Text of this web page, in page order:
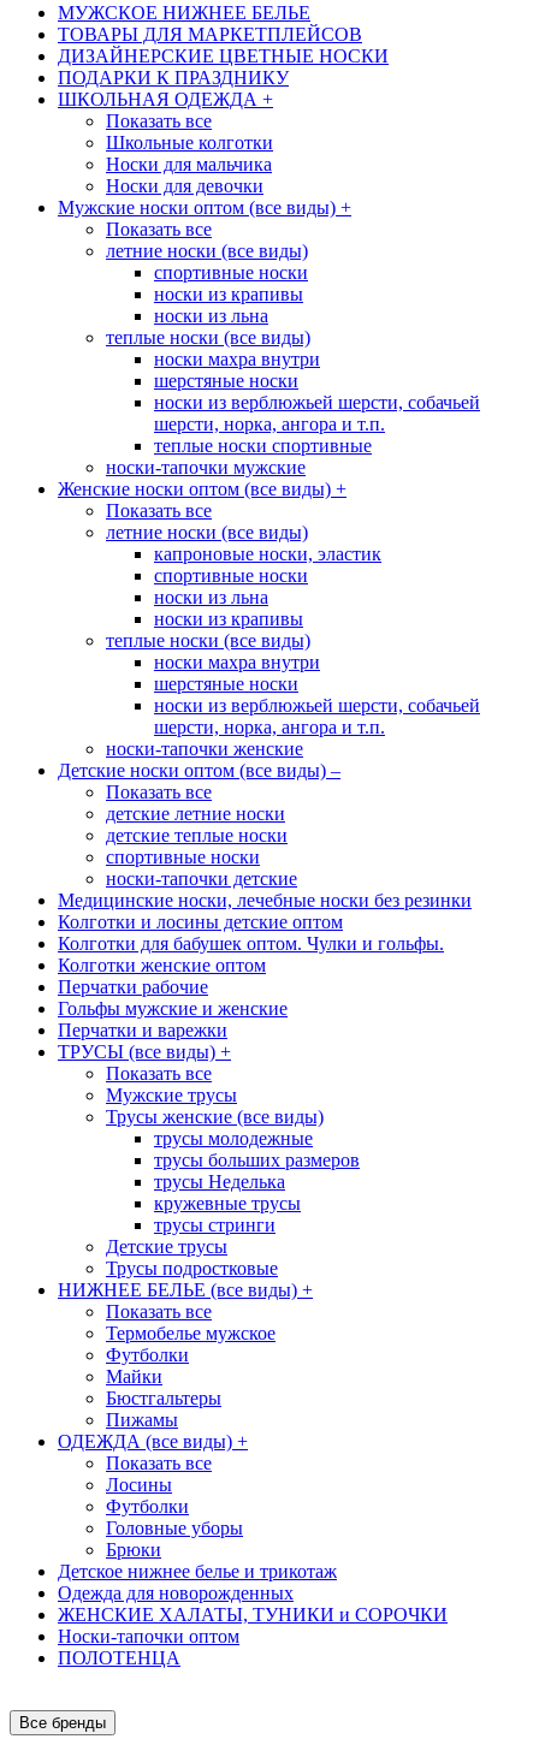
МУЖСКОЕ НИЖНЕЕ БЕЛЬЕ
ТОВАРЫ ДЛЯ МАРКЕТПЛЕЙСОВ
ДИЗАЙНЕРСКИЕ ЦВЕТНЫЕ НОСКИ
ПОДАРКИ К ПРАЗДНИКУ
ШКОЛЬНАЯ ОДЕЖДА +
Показать все
Школьные колготки
Носки для мальчика
Носки для девочки
Мужские носки оптом (все виды) +
Показать все
летние носки (все виды)
спортивные носки
носки из крапивы
носки из льна
теплые носки (все виды)
носки махра внутри
шерстяные носки
носки из верблюжьей шерсти, собачьей
шерсти, норка, ангора и т.п.
теплые носки спортивные
носки-тапочки мужские
Женские носки оптом (все виды) +
Показать все
летние носки (все виды)
капроновые носки, эластик
спортивные носки
носки из льна
носки из крапивы
теплые носки (все виды)
носки махра внутри
шерстяные носки
носки из верблюжьей шерсти, собачьей
шерсти, норка, ангора и т.п.
носки-тапочки женские
Детские носки оптом (все виды) –
Показать все
детские летние носки
детские теплые носки
спортивные носки
носки-тапочки детские
Медицинские носки, лечебные носки без резинки
Колготки и лосины детские оптом
Колготки для бабушек оптом. Чулки и гольфы.
Колготки женские оптом
Перчатки рабочие
Гольфы мужские и женские
Перчатки и варежки
ТРУСЫ (все виды) +
Показать все
Мужские трусы
Трусы женские (все виды)
трусы молодежные
трусы больших размеров
трусы Неделька
кружевные трусы
трусы стринги
Детские трусы
Трусы подростковые
НИЖНЕЕ БЕЛЬЕ (все виды) +
Показать все
Термобелье мужское
Футболки
Майки
Бюстгальтеры
Пижамы
ОДЕЖДА (все виды) +
Показать все
Лосины
Футболки
Головные уборы
Брюки
Детское нижнее белье и трикотаж
Одежда для новорожденных
ЖЕНСКИЕ ХАЛАТЫ, ТУНИКИ и СОРОЧКИ
Носки-тапочки оптом
ПОЛОТЕНЦА
Все бренды